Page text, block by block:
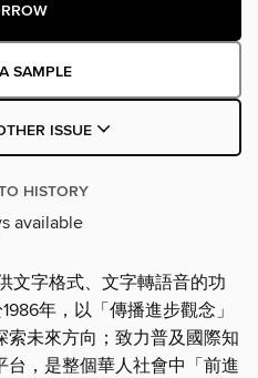
SAMPLE
ISSUE
HISTORY
available
文字格式、文字轉語音的功
年，以「傳播進步觀念」
未來方向；致力普及國際知
，是整個華人社會中「前進